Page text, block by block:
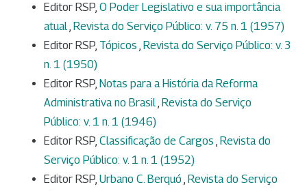
Editor RSP, O Poder Legislativo e sua importância
atual, Revista do Serviço Público: v. 75 n. 1 (1957)
Editor RSP, Tópicos , Revista do Serviço Público: v. 3
n. 1 (1950)
Editor RSP, Notas para a História da Reforma
Administrativa no Brasil, Revista do Serviço
Público: v. 1 n. 1 (1946)
Editor RSP, Classificação de Cargos , Revista do
Serviço Público: v. 1 n. 1 (1952)
Editor RSP, Urbano C. Berquó , Revista do Serviço